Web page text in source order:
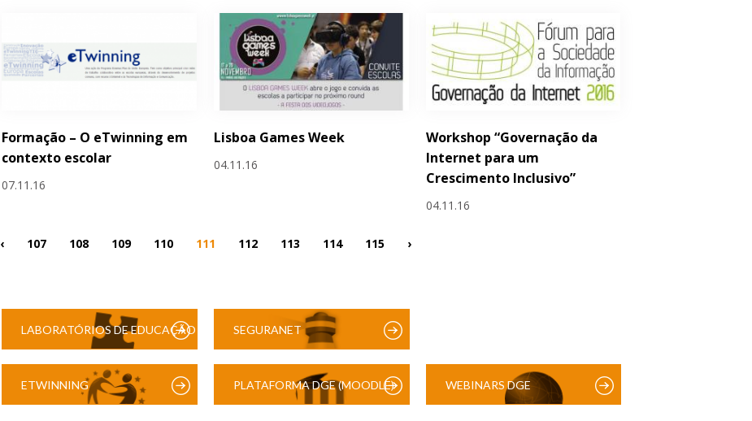
Formação – O eTwinning em
contexto escolar
07.11.16
Lisboa Games Week
04.11.16
Workshop “Governação da
Internet para um
Crescimento Inclusivo”
04.11.16
‹ 107 108 109 110 111 112 113 114 115 ›
LABORATÓRIOS DE EDUCAÇÃO SEGURANET
ETWINNING PLATAFORMA DGE (MOODLE) WEBINARS DGE